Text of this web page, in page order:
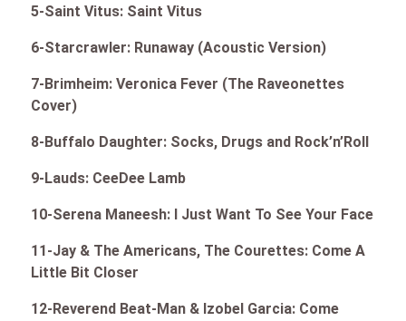
5-Saint Vitus: Saint Vitus
6-Starcrawler: Runaway (Acoustic Version)
7-Brimheim: Veronica Fever (The Raveonettes
Cover)
8-Buffalo Daughter: Socks, Drugs and Rock’n’Roll
9-Lauds: CeeDee Lamb
10-Serena Maneesh: I Just Want To See Your Face
11-Jay & The Americans, The Courettes: Come A
Little Bit Closer
12-Reverend Beat-Man & Izobel Garcia: Come